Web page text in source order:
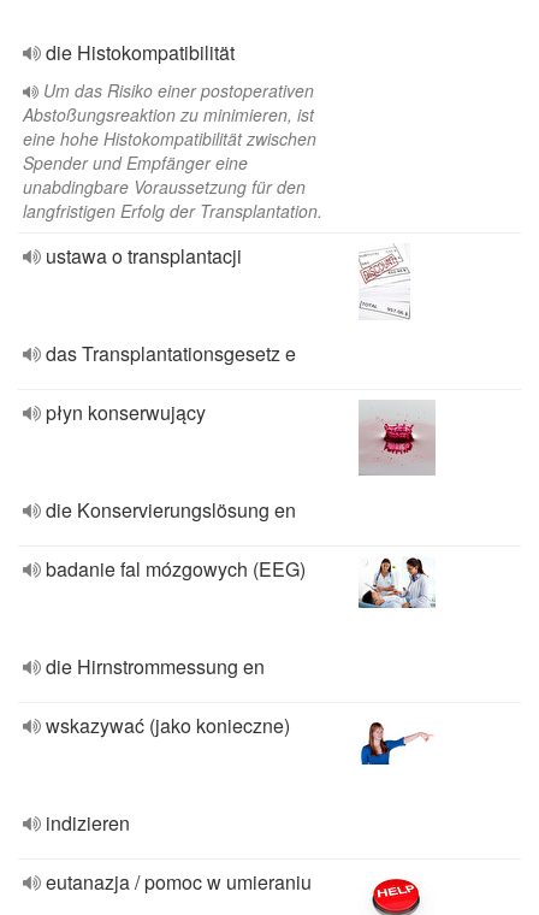
die Histokompatibilität
Um das Risiko einer postoperativen
Abstoßungsreaktion zu minimieren, ist
eine hohe Histokompatibilität zwischen
Spender und Empfänger eine
unabdingbare Voraussetzung für den
langfristigen Erfolg der Transplantation.
ustawa o transplantacji
das Transplantationsgesetz e
płyn konserwujący
die Konservierungslösung en
badanie fal mózgowych (EEG)
die Hirnstrommessung en
wskazywać (jako konieczne)
indizieren
eutanazja / pomoc w umieraniu